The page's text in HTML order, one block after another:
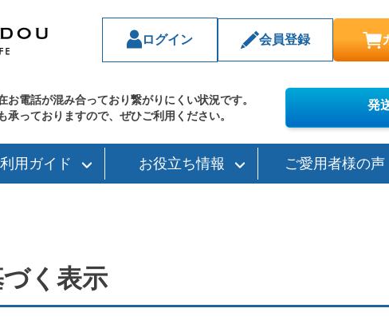
ログイン 会員登録
電話が混み合っており繋がりにくい状況です。
っておりますので、ぜひご利用ください。
発
用ガイド お役立ち情報 ご愛用者様の声
く表示